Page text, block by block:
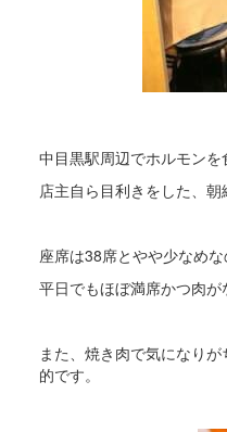
中目黒駅周辺でホルモンを
店主自ら目利きをした、
座席は38席とやや少なめ
平日でもほぼ満席かつ肉が
また、焼き肉で気になり
的です。